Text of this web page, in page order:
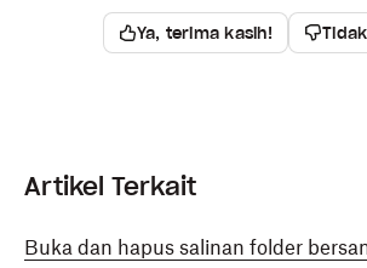
Ya, terima kasih!
Artikel Terkait
Buka dan hapus salinan folder